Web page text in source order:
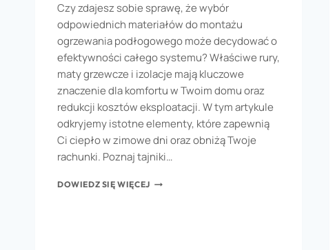
Czy zdajesz sobie sprawę, że wybór
odpowiednich materiałów do montażu
ogrzewania podłogowego może decydować o
efektywności całego systemu? Właściwe rury,
maty grzewcze i izolacje mają kluczowe
znaczenie dla komfortu w Twoim domu oraz
redukcji kosztów eksploatacji. W tym artykule
odkryjemy istotne elementy, które zapewnią
Ci ciepło w zimowe dni oraz obniżą Twoje
rachunki. Poznaj tajniki…
DOWIEDZ SIĘ WIĘCEJ